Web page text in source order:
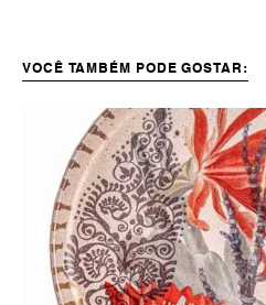
VOCÊ TAMBÉM PODE GOSTAR: